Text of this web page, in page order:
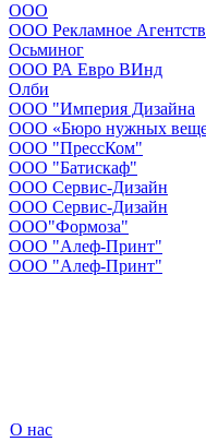
ООО
ООО Рекламное
Осьминог
ООО РА Евро ВИнд
Олби
ООО "Империя Дизайна
ООО «Бюро нужных
ООО "ПрессКом"
ООО "Батискаф"
ООО Сервис-Дизайн
ООО Сервис-Дизайн
ООО"Формоза"
ООО "Алеф-Принт"
ООО "Алеф-Принт"
О нас